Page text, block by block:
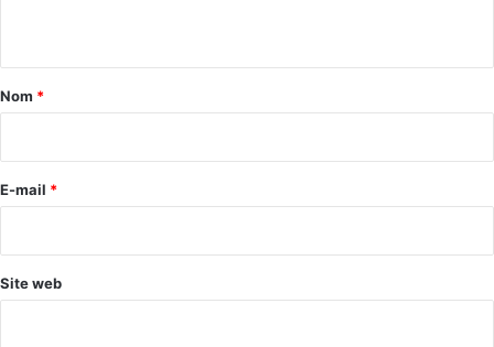
a
e
Nom *
E-mail *
Site web